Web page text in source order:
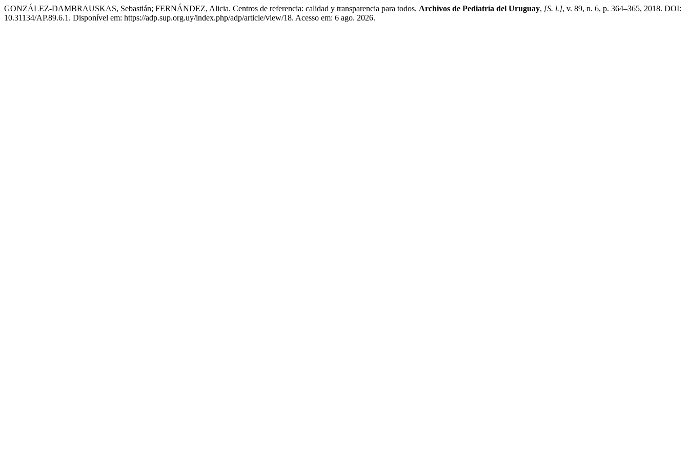
GONZÁLEZ-DAMBRAUSKAS, Sebastián; FERNÁNDEZ, Alicia. Centros de referencia: calidad y transparencia para todos. Archivos de Pediatría del Uruguay, [S. l.], v. 89, n. 6, p. 364–365, 2018. DOI:
10.31134/AP.89.6.1. Disponível em: https://adp.sup.org.uy/index.php/adp/article/view/18. Acesso em: 6 ago. 2026.